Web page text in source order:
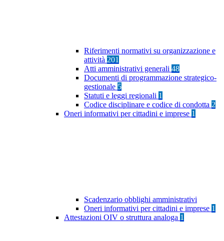
Riferimenti normativi su organizzazione e
attività 201
Atti amministrativi generali 48
Documenti di programmazione strategico-
gestionale 5
Statuti e leggi regionali 1
Codice disciplinare e codice di condotta 2
Oneri informativi per cittadini e imprese 1
Scadenzario obblighi amministrativi
Oneri informativi per cittadini e imprese 1
Attestazioni OIV o struttura analoga 1